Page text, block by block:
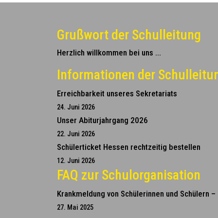
Grußwort der Schulleitung
Herzlich willkommen bei uns ...
Informationen der
Erreichbarkeit unseres Sekretariats
24. Juni 2026
Unser Abiturjahrgang 2026
22. Juni 2026
Schülerticket Hessen rechtzeitig bestellen
12. Juni 2026
FAQ zur Schulorganisation
Krankmeldung von Schülerinnen und Schülern
27. Mai 2025